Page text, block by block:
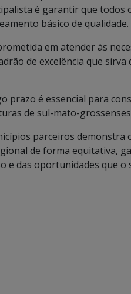
é garantir que todos
básico de qualidade.
em atender às
de excelência que
prazo é essencial para
de sul-mato-
parceiros demonstra
de forma equitativa,
e das oportunidades que o